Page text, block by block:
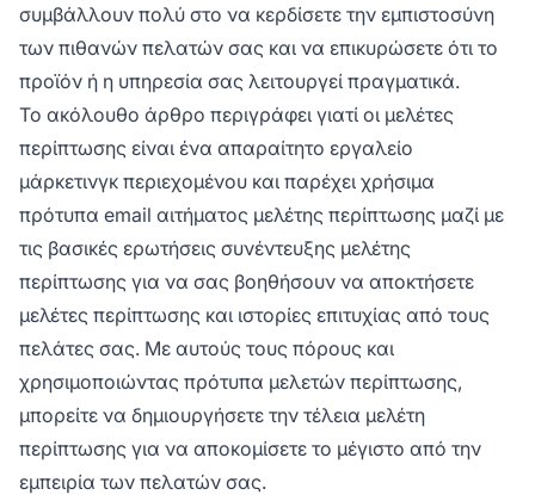
συμβάλλουν πολύ στο να κερδίσετε την εμπιστοσύνη
των πιθανών πελατών σας και να επικυρώσετε ότι το
προϊόν ή η υπηρεσία σας λειτουργεί πραγματικά.
Το ακόλουθο άρθρο περιγράφει γιατί οι μελέτες
περίπτωσης είναι ένα απαραίτητο εργαλείο
μάρκετινγκ περιεχομένου και παρέχει χρήσιμα
πρότυπα email αιτήματος μελέτης περίπτωσης μαζί με
τις βασικές ερωτήσεις συνέντευξης μελέτης
περίπτωσης για να σας βοηθήσουν να αποκτήσετε
μελέτες περίπτωσης και ιστορίες επιτυχίας από τους
πελάτες σας. Με αυτούς τους πόρους και
χρησιμοποιώντας πρότυπα μελετών περίπτωσης,
μπορείτε να δημιουργήσετε την τέλεια μελέτη
περίπτωσης για να αποκομίσετε το μέγιστο από την
εμπειρία των πελατών σας.